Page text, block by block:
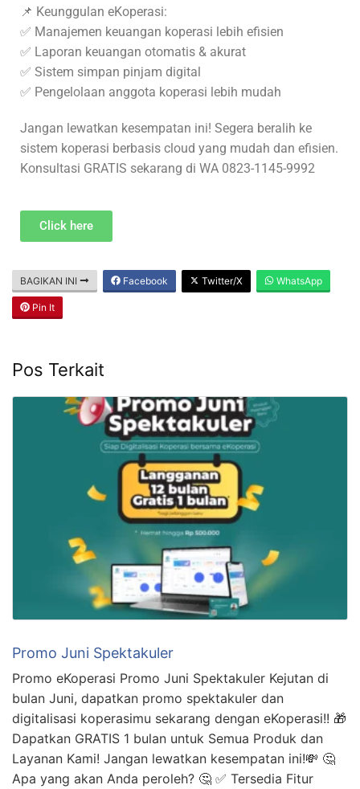
📌 Keunggulan eKoperasi:
✅ Manajemen keuangan koperasi lebih efisien
✅ Laporan keuangan otomatis & akurat
✅ Sistem simpan pinjam digital
✅ Pengelolaan anggota koperasi lebih mudah
Jangan lewatkan kesempatan ini! Segera beralih ke
sistem koperasi berbasis cloud yang mudah dan efisien.
Konsultasi GRATIS sekarang di WA 0823-1145-9992
Click here
BAGIKAN INI Facebook Twitter/X WhatsApp
Pin It
Pos Terkait
Promo Juni Spektakuler
Promo eKoperasi Promo Juni Spektakuler Kejutan di
bulan Juni, dapatkan promo spektakuler dan
digitalisasi koperasimu sekarang dengan eKoperasi!! 🎁
Dapatkan GRATIS 1 bulan untuk Semua Produk dan
Layanan Kami! Jangan lewatkan kesempatan ini!💸 🤔
Apa yang akan Anda peroleh? 🤔 ✅ Tersedia Fitur